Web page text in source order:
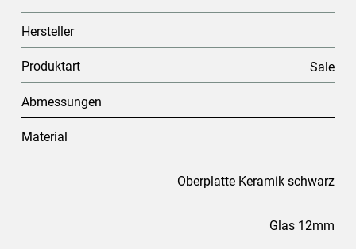
Hersteller
Produktart Sale
Abmessungen
Material
Oberplatte Keramik schwarz
Glas 12mm